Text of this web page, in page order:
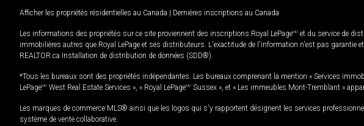
Afficher les propriétés résidentielles au Canada | Dernières inscriptions au Canada
Les informations des propriétés sur ce site proviennent des inscriptions Royal LePageMD et du service de
immobilières autres que Royal LePage et ses distributeurs. L'exactitude de l'information n'est pas garantie
REALTOR.ca Installation de distribution de données (SDD®).
*Tous les bureaux sont des propriétés indépendantes. Les bureaux comprenant la mention « Services
LePageMD West Real Estate Services », « Royal LePageMD Sussex », et « Les immeubles Mont-Tremblant »
Les marques de commerce MLS® ainsi que les logos qui s'y rapportent désignent les services
système de vente collaborative.